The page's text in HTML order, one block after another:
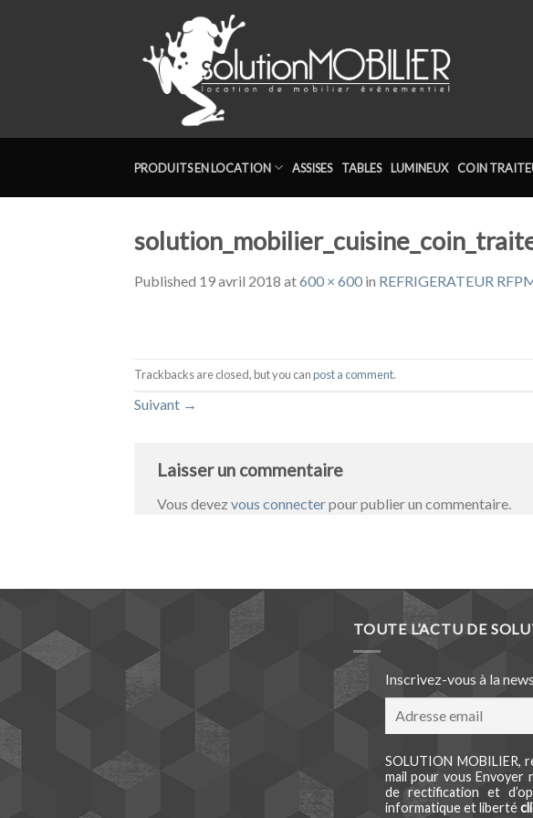
PRODUITS EN LOCATION ASSISES TABLES LUMINEUX COIN
Published 19 avril 2018 at600 × 600 in REFRIGERATEUR
Trackbacks are closed, but you canpost a comment.
Suivant →
Laisser un commentaire
Vous devez vous connecterpour publier un commentaire.
TOUTE L’ACTU DE
Inscrivez-vous à la
SOLUTION MOBILIER,
mail pour vous Envoyer
de rectification et
informatique et liberté